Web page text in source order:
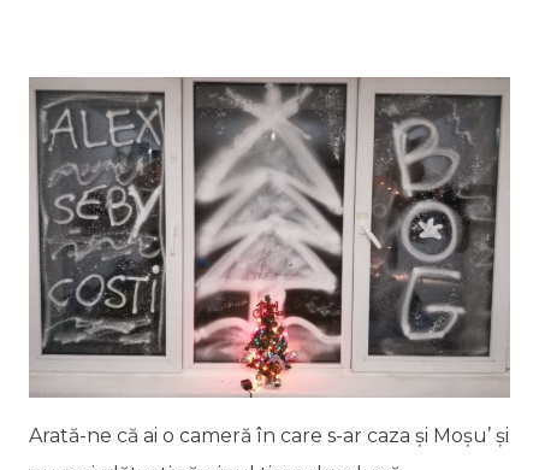
Arată-ne că ai o cameră în care s-ar caza și Moșu’ și